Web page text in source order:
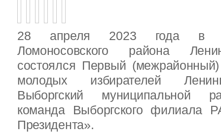
28 апреля 2023 года в
Ломоносовского района
состоялся Первый
молодых избирателей
Выборгский муниципальной
команда Выборгского филиала
Президента».